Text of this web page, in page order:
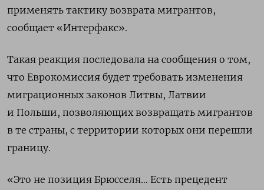
применять тактику возврата мигрантов,
сообщает «Интерфакс».
Такая реакция последовала на сообщения о том,
что Еврокомиссия будет требовать изменения
миграционных законов Литвы, Латвии
и Польши, позволяющих возвращать мигрантов
в те страны, с территории которых они перешли
границу.
«Это не позиция Брюсселя… Есть прецедент